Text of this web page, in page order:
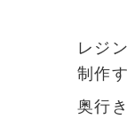
レジ
制作
奥行